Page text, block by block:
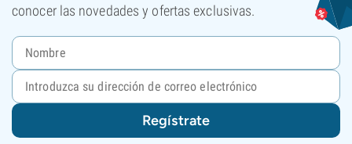
conocer las novedades y ofertas exclusivas.
Regístrate